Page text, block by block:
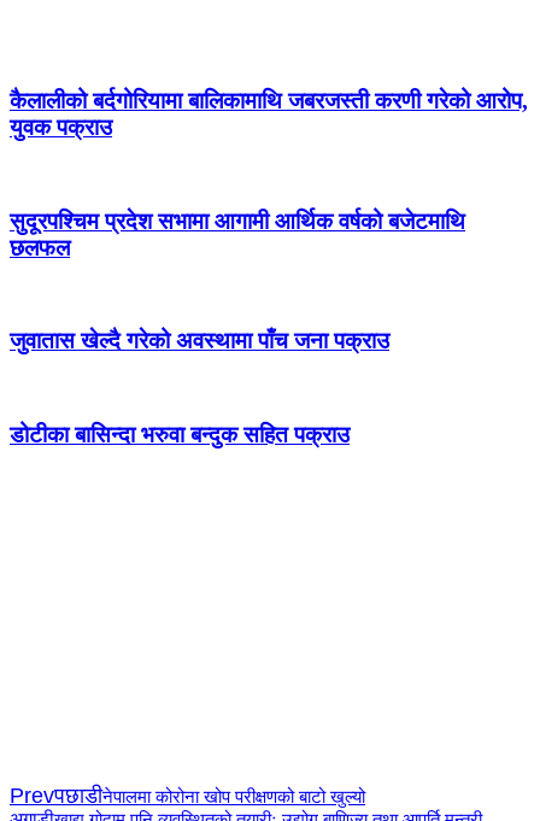
कैलालीको बर्दगोरियामा बालिकामाथि जबरजस्ती करणी गरेको आरोप,
युवक पक्राउ
सुदूरपश्चिम प्रदेश सभामा आगामी आर्थिक वर्षको बजेटमाथि
छलफल
जुवातास खेल्दै गरेको अवस्थामा पाँच जना पक्राउ
डोटीका बासिन्दा भरुवा बन्दुक सहित पक्राउ
Prevपछाडीनेपालमा कोरोना खोप परीक्षणको बाटो खुल्यो